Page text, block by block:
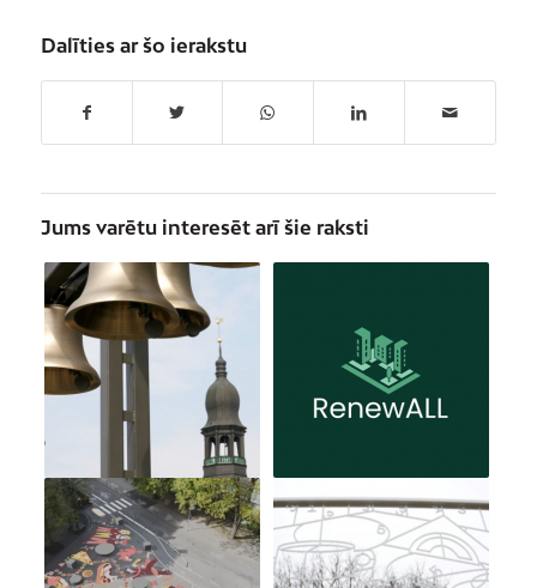
Dalīties ar šo ierakstu
Jums varētu interesēt arī šie raksti